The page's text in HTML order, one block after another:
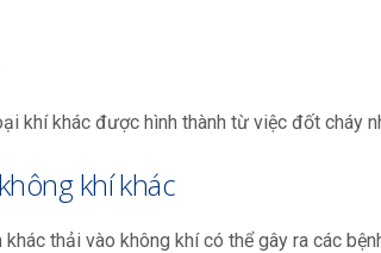
khí khác được hình thành từ việc đốt cháy
khí khác
thải vào không khí có thể gây ra các